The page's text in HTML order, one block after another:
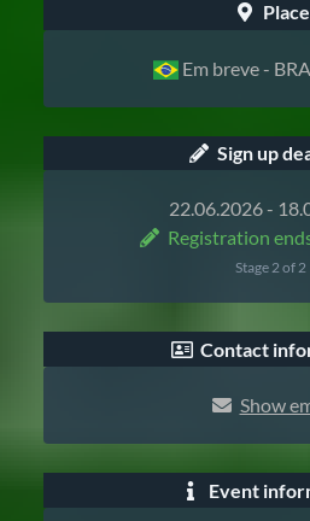
Place
Em breve -
Sign up
22.06.2026 -
Registration
Stage 2 of 2
Contact
Show
Event